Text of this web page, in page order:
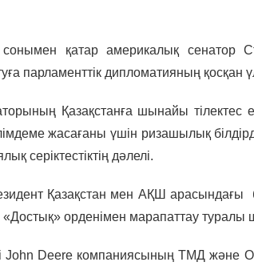
қатар америкалық сенатор
парламенттік дипломатияның қосқан
Қазақстанға шынайы тілектес
жасағаны үшін ризашылық
серіктестіктің дәлелі.
Қазақстан мен АҚШ арасындағы
«Достық» орденімен марапаттау туралы
John Deere компаниясының ТМД және